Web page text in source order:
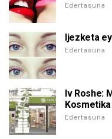
Edertasuna
Ijezketa
Edertasuna
Iv Roshe:
Edertasuna